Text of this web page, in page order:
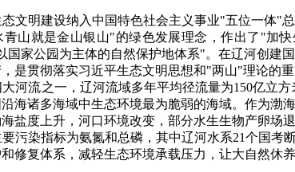
文明建设纳入中国特色社会主义事业"五位一体
山就是金山银山"的绿色发展理念，作出了"加
家公园为主体的自然保护地体系"。在辽河创建
是贯彻落实习近平生态文明思想和"两山"理论的
河流之一，辽河流域多年平均径流量为150亿立
海诸多海域中生态环境最为脆弱的海域。作为渤
盐度上升，河口环境改变，部分水生生物产卵场
污染指标为氨氮和总磷，其中辽河水系21个国
修复体系，减轻生态环境承载压力，让大自然